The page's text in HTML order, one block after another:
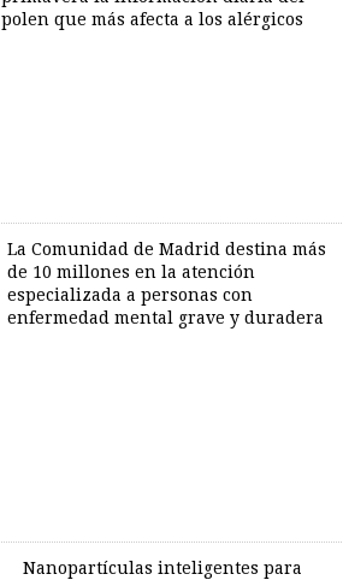
polen que más afecta a los alérgicos
La Comunidad de Madrid destina más
de 10 millones en la atención
especializada a personas con
enfermedad mental grave y duradera
Nanopartículas inteligentes para